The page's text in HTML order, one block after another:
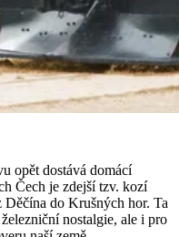
opět dostává domácí
Čech je zdejší tzv. kozí
do Krušných hor. Ta
nostalgie, ale i pro